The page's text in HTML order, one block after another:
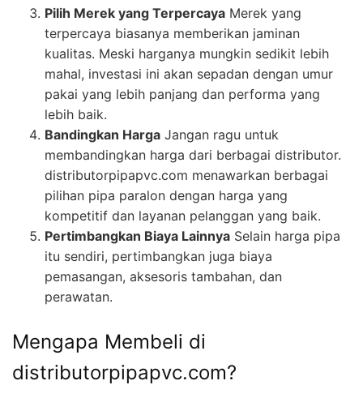
Pilih Merek yang Terpercaya Merek yang
terpercaya biasanya memberikan jaminan
kualitas. Meski harganya mungkin sedikit lebih
mahal, investasi ini akan sepadan dengan umur
pakai yang lebih panjang dan performa yang
lebih baik.
Bandingkan Harga Jangan ragu untuk
membandingkan harga dari berbagai distributor.
distributorpipapvc.com menawarkan berbagai
pilihan pipa paralon dengan harga yang
kompetitif dan layanan pelanggan yang baik.
Pertimbangkan Biaya Lainnya Selain harga pipa
itu sendiri, pertimbangkan juga biaya
pemasangan, aksesoris tambahan, dan
perawatan.
Mengapa Membeli di
distributorpipapvc.com?